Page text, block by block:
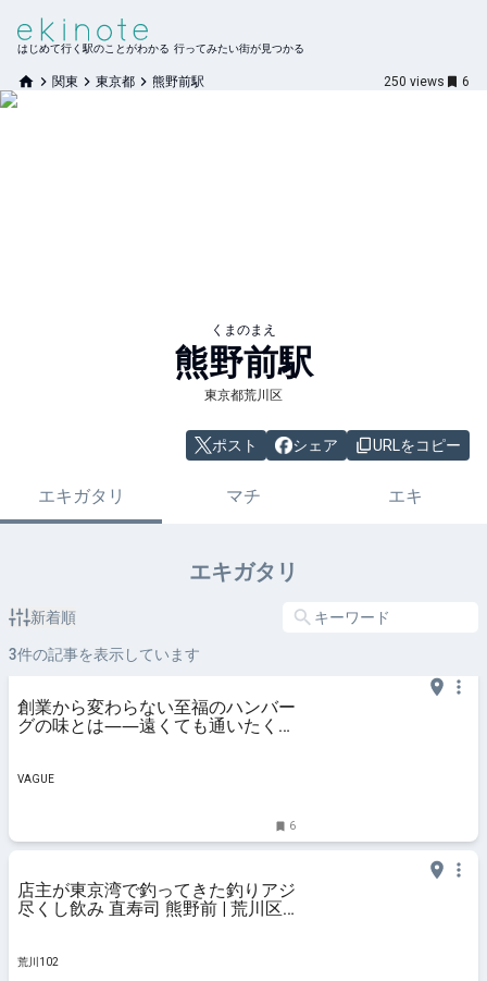
はじめて行く駅のことがわかる 行ってみたい街が見つかる
関東 東京都 熊野前駅 250 views 6
くまのまえ
熊野前駅
東京都荒川区
ポスト シェア URLをコピー
エキガタリ マチ エキ
エキガタリ
新着順
3件の記事を表示しています
創業から変わらない至福のハンバー
グの味とは――遠くても通いたくな
食＃09】 | VAGUE(ヴァーグ)
VAGUE
6
店主が東京湾で釣ってきた釣りアジ
尽くし飲み 直寿司 熊野前 | 荒川区
荒川102